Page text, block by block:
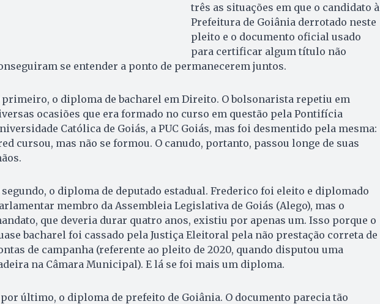
três as situações em que o candidato à
Prefeitura de Goiânia derrotado neste
pleito e o documento oficial usado
para certificar algum título não
se entender a ponto de permanecerem juntos.
primeiro, o diploma de bacharel em Direito. O bolsonarista repetiu em
ocasiões que era formado no curso em questão pela Pontifícia
Católica de Goiás, a PUC Goiás, mas foi desmentido pela mesma:
cursou, mas não se formou. O canudo, portanto, passou longe de suas
segundo, o diploma de deputado estadual. Frederico foi eleito e diplomado
membro da Assembleia Legislativa de Goiás (Alego), mas o
que deveria durar quatro anos, existiu por apenas um. Isso porque o
bacharel foi cassado pela Justiça Eleitoral pela não prestação correta de
de campanha (referente ao pleito de 2020, quando disputou uma
na Câmara Municipal). E lá se foi mais um diploma.
por último, o diploma de prefeito de Goiânia. O documento parecia tão